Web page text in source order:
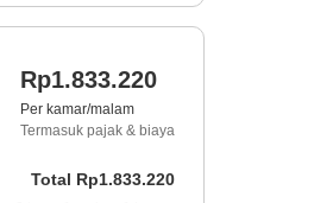
Rp1.833.220
Per kamar/malam
Termasuk pajak & biaya
Total Rp1.833.220